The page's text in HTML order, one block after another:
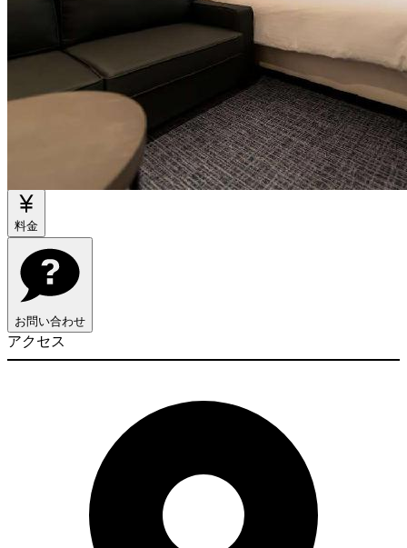
出典：https://en-hotel.com/hakata/ja/
料金
お問い合わせ
アクセス